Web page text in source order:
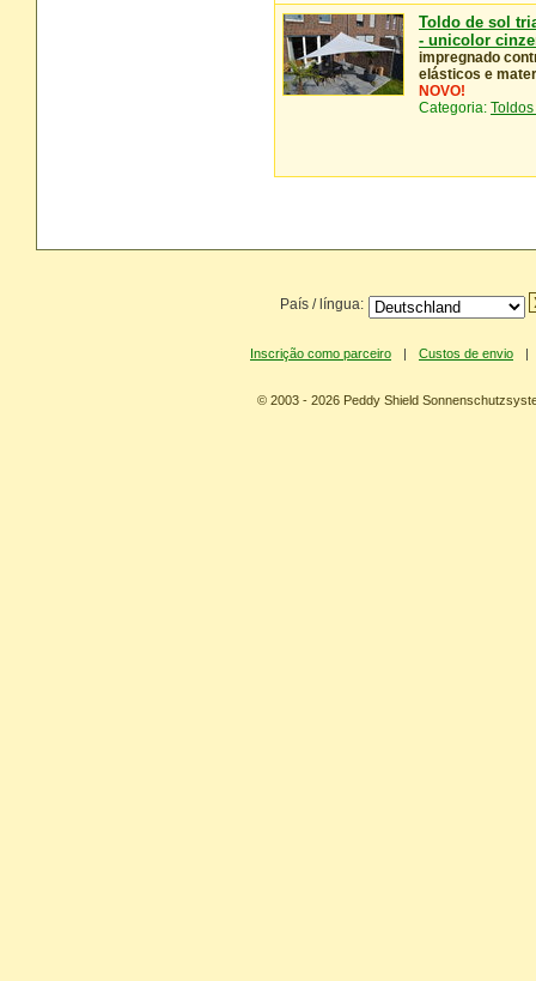
Toldo de sol
- unicolor
impregnado
elásticos e
NOVO!
Categoria:
País / língua:
Inscrição como parceiro | Custos de envio |
© 2003 - 2026 Peddy Shield